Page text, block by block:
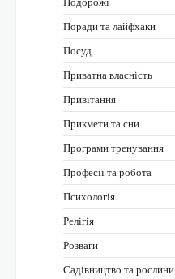
Поради та лайфхаки
Посуд
Приватна власність
Привітання
Прикмети та сни
Програми тренування
Професії та робота
Психологія
Релігія
Розваги
Садівництво та рослини